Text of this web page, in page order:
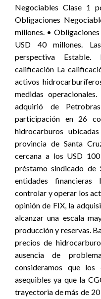
Negociables Clase 1
Obligaciones
millones. •
USD 40 millones.
perspectiva
calificación La
activos
medidas
adquirió de
participación en 26
hidrocarburos
provincia de Santa
cercana a los USD
préstamo sindicado
entidades
controlar y operar los
opinión de FIX, la
alcanzar una escala
producción y reservas.
precios de
ausencia de
consideramos que
asequibles ya que la
trayectoria de más de